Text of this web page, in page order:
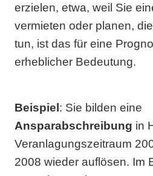
erzielen, etwa, weil Sie
vermieten oder planen,
tun, ist das für eine
erheblicher Bedeutung.
Beispiel: Sie bilden eine
Ansparabschreibung in
Veranlagungszeitraum
2008 wieder auflösen. Im